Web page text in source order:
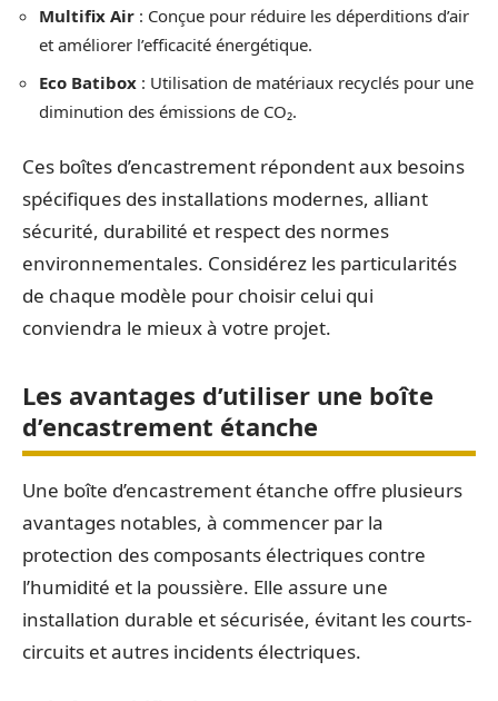
Multifix Air : Conçue pour réduire les déperditions d’air
et améliorer l’efficacité énergétique.
Eco Batibox : Utilisation de matériaux recyclés pour une
diminution des émissions de CO₂.
Ces boîtes d’encastrement répondent aux besoins
spécifiques des installations modernes, alliant
sécurité, durabilité et respect des normes
environnementales. Considérez les particularités
de chaque modèle pour choisir celui qui
conviendra le mieux à votre projet.
Les avantages d’utiliser une boîte
d’encastrement étanche
Une boîte d’encastrement étanche offre plusieurs
avantages notables, à commencer par la
protection des composants électriques contre
l’humidité et la poussière. Elle assure une
installation durable et sécurisée, évitant les courts-
circuits et autres incidents électriques.